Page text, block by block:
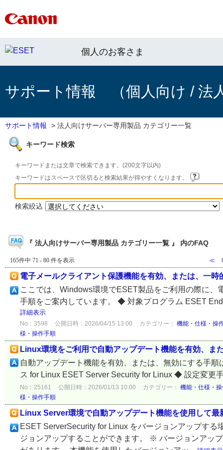
個人のお客さま
サポート情報 （個人向け / 法
サポート情報 > 法人向けサーバー専用製品 カテゴリー一覧
キーワード検索
キーワードまたは文章で検索できます。(200文字以内)
キーワードはスペースで区切ると検索結果が得やすくなります。
検索絞込
『 法人向けサーバー専用製品 カテゴリー一覧 』 内のFAQ
165件中 71 - 80 件を表示 ≪
電子メールクライアント保護機能を有効、または、一時
ここでは、Windows環境でESET製品をご利用の際に
手順をご案内しています。 ◆ 対象プログラム ESET
詳細表示
No：3598 公開日時：2026/04/15 13:00 カテゴリー： 機能・仕様・操
様・操作手順
Linux環境をご利用で自動アップデート機能を有効、ま
自動アップデート機能を有効、または、無効にする手
ス for Linux ESET Server Security for Linux ◆ 設定変更
No：25161 公開日時：2026/01/13 10:00 カテゴリー： 機能・仕様・
様・操作手順
Linux Server環境で自動アップデート機能を使用して
ESET ServerSecurity for Linux をバージョンアップす
ジョンアップすることができます。 ※ バージョンアッ